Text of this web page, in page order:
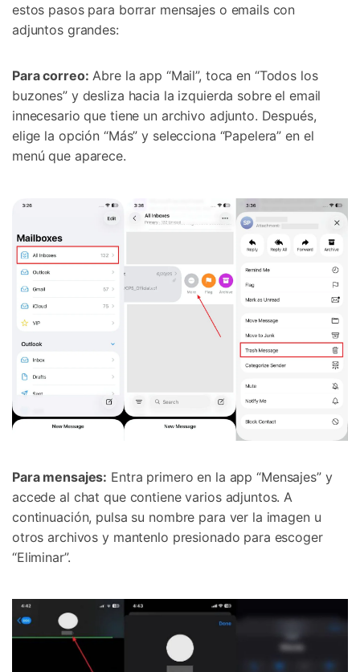
estos pasos para borrar mensajes o emails con
adjuntos grandes:
Para correo: Abre la app “Mail”, toca en “Todos los
buzones” y desliza hacia la izquierda sobre el email
innecesario que tiene un archivo adjunto. Después,
elige la opción “Más” y selecciona “Papelera” en el
menú que aparece.
Para mensajes: Entra primero en la app “Mensajes” y
accede al chat que contiene varios adjuntos. A
continuación, pulsa su nombre para ver la imagen u
otros archivos y mantenlo presionado para escoger
“Eliminar”.